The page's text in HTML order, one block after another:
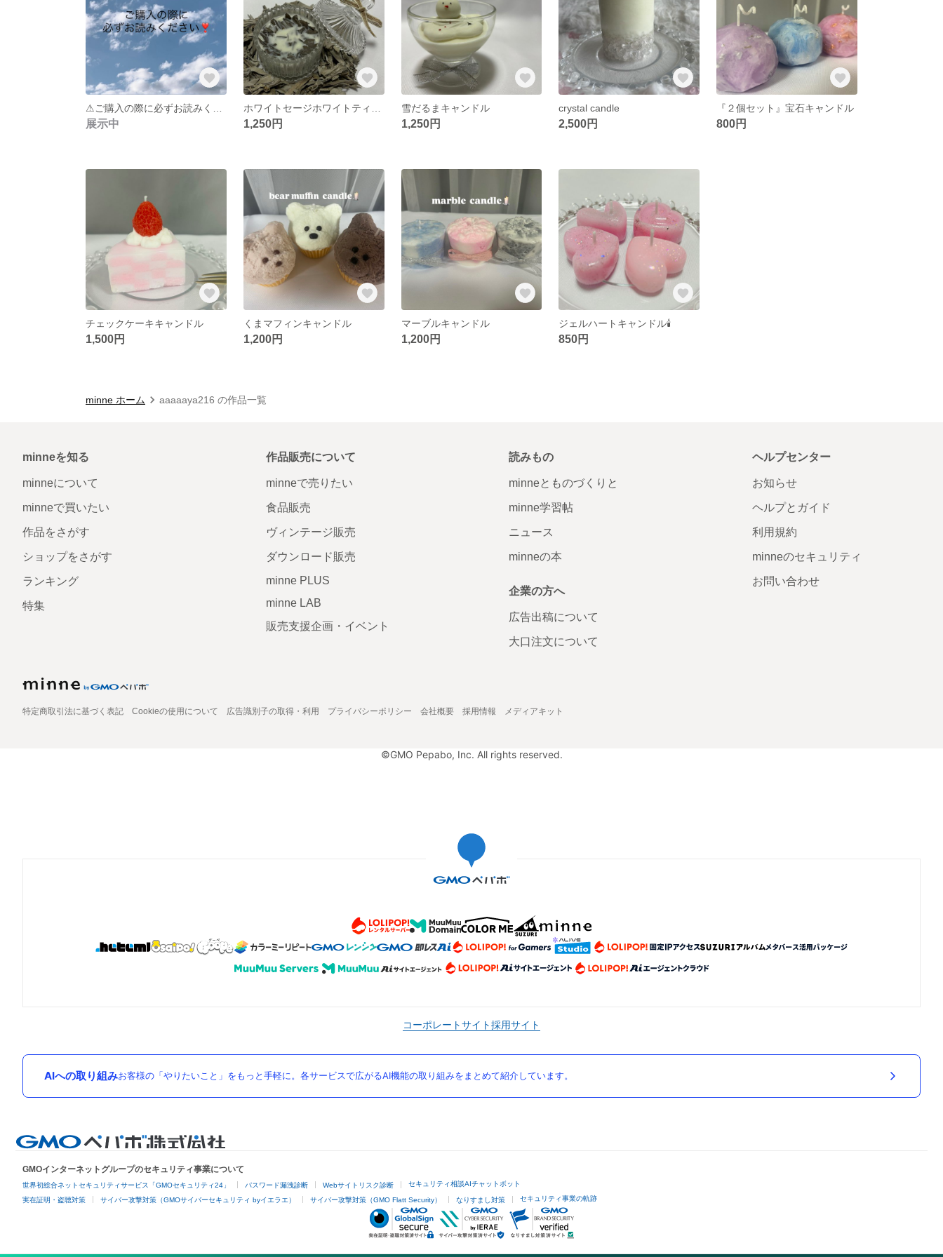
展示中 1,250円
雪だるまキャンドル
1,250円
crystal candle
2,500円
『２個セット』宝石キャンドル
800円
チェックケーキキャンドル
1,500円
くまマフィンキャンドル
1,200円
マーブルキャンドル
1,200円
ジェルハートキャンドル🕯️
850円
minne ホーム aaaaaya216 の作品一覧
minneを知る
minneについて
minneで買いたい
作品をさがす
ショップをさがす
ランキング
特集
作品販売について
minneで売りたい
食品販売
ヴィンテージ販売
ダウンロード販売
minne PLUS
minne LAB
販売支援企画・イベント
読みもの
minneとものづくりと
minne学習帖
ニュース
minneの本
企業の方へ
広告出稿について
大口注文について
ヘルプセンター
お知らせ
ヘルプとガイド
利用規約
minneのセキュリティ
お問い合わせ
特定商取引法に基づく表記 Cookieの使用について 広告識別子の取得・利用 プライバシーポリシー 会社概要 採用情報 メディアキット
©GMO Pepabo, Inc. All rights reserved.
コーポレートサイト採用サイト
AIへの取り組みお客様の「やりたいこと」をもっと手軽に。各サービスで広がるAI機能の取り組みをまとめて紹介しています。
GMOインターネットグループのセキュリティ事業について
世界初総合ネットセキュリティサービス「GMOセキュリティ24」 パスワード漏洩診断 Webサイトリスク診断 セキュリティ相談AIチャットボット
実在証明・盗聴対策 サイバー攻撃対策（GMOサイバーセキュリティ byイエラエ） サイバー攻撃対策（GMO Flatt Security） なりすまし対策 セキュリティ事業の軌跡